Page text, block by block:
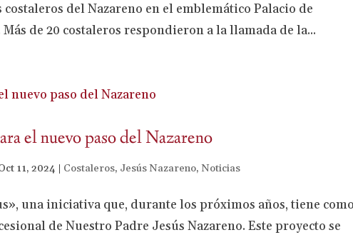
del Nazareno en el emblemático Palacio de
de 20 costaleros respondieron a la llamada de la...
el nuevo paso del Nazareno
11, 2024 | Costaleros, Jesús Nazareno,Noticias
una iniciativa que, durante los próximos años, tiene
de Nuestro Padre Jesús Nazareno. Este proyecto se